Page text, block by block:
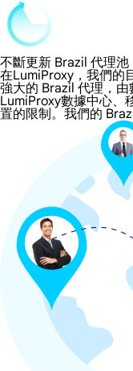
不斷更新 Brazil 代理池
在LumiProxy，我們的
強大的 Brazil 代理，
LumiProxy數據中心、
置的限制。我們的